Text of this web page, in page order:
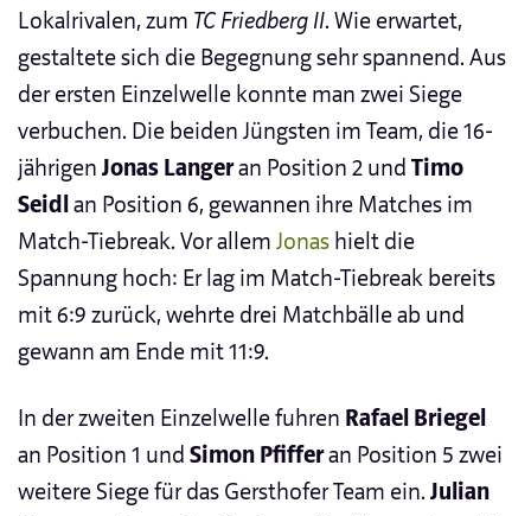
Lokalrivalen, zum TC Friedberg II. Wie erwartet,
gestaltete sich die Begegnung sehr spannend. Aus
der ersten Einzelwelle konnte man zwei Siege
verbuchen. Die beiden Jüngsten im Team, die 16-
jährigen Jonas Langeran Position 2 und Timo
Seidlan Position 6, gewannen ihre Matches im
Match-Tiebreak. Vor allem Jonas hielt die
Spannung hoch: Er lag im Match-Tiebreak bereits
mit 6:9 zurück, wehrte drei Matchbälle ab und
gewann am Ende mit 11:9.
In der zweiten Einzelwelle fuhren Rafael Briegel
an Position 1 und Simon Pfifferan Position 5 zwei
weitere Siege für das Gersthofer Team ein. Julian